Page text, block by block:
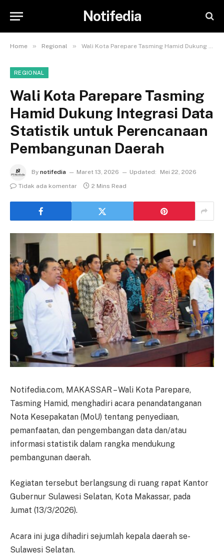
Notifedia
Home » Regional » Wali Kota Parepare Tasming Hamid Dukung Integrasi Data Statistik untuk Perencanaan Pembangunan Daerah
REGIONAL
Wali Kota Parepare Tasming
Hamid Dukung Integrasi Data
Statistik untuk Perencanaan
Pembangunan Daerah
By notifedia Maret 13, 2026 Updated:
Mei 22, 2026
Tidak ada komentar
2 Mins Read
Notifedia.com, MAKASSAR – Wali Kota Parepare,
Tasming Hamid, menghadiri acara penandatanganan
Nota Kesepakatan (MoU) tentang penyediaan,
pemanfaatan, dan pengembangan data dan/atau
informasi statistik dalam rangka mendukung
pembangunan daerah.
Kegiatan tersebut berlangsung di ruang rapat Kantor
Gubernur Sulawesi Selatan, Kota Makassar, pada
Jumat (13/3/2026).
Acara ini juga dihadiri sejumlah kepala daerah se-
Sulawesi Selatan.